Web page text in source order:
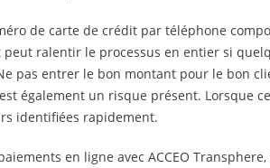
de carte de crédit par téléphone
ralentir le processus en entier si
pas entrer le bon montant pour le bon
également un risque présent. Lorsque
identifiées rapidement.
en ligne avec ACCEO